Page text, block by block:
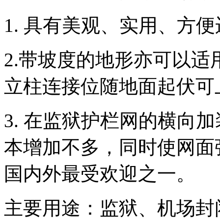
1. 具有美观、实用、方
2.带坡度的地形亦可以
立柱连接位随地面起伏
3. 在监狱护栏网的横向
本增加不多，同时使网
国内外最受欢迎之一。
主要用途：监狱、机场